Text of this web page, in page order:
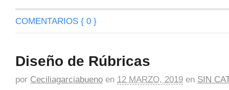
COMENTARIOS { 0 }
Diseño de Rúbricas
por Ceciliagarciabueno en 12 MARZO, 2019 en SIN